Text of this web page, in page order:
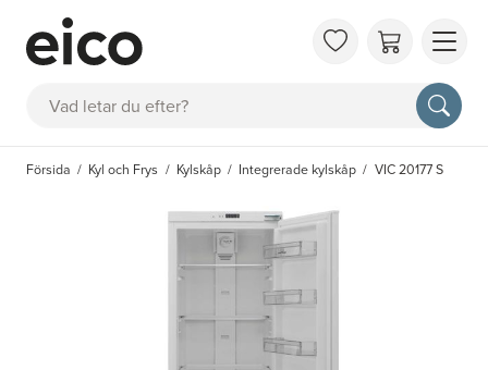
Sök
OM
FAQ
Försida Kyl och Frys Kylskåp Integrerade kylskåp VIC 20177 S